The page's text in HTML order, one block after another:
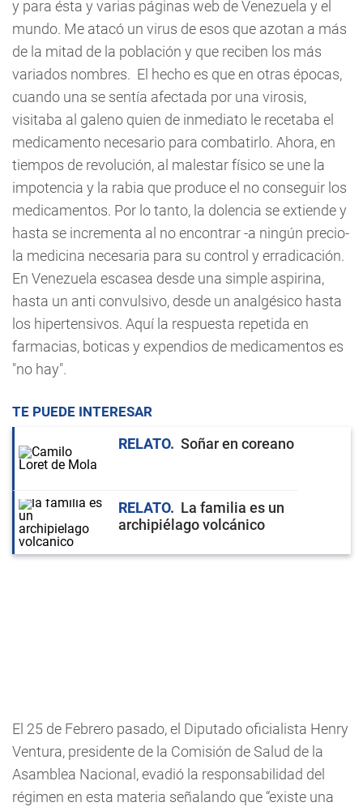
y para ésta y varias páginas web de Venezuela y el
mundo. Me atacó un virus de esos que azotan a más
de la mitad de la población y que reciben los más
variados nombres. El hecho es que en otras épocas,
cuando una se sentía afectada por una virosis,
visitaba al galeno quien de inmediato le recetaba el
medicamento necesario para combatirlo. Ahora, en
tiempos de revolución, al malestar físico se une la
impotencia y la rabia que produce el no conseguir los
medicamentos. Por lo tanto, la dolencia se extiende y
hasta se incrementa al no encontrar -a ningún precio-
la medicina necesaria para su control y erradicación.
En Venezuela escasea desde una simple aspirina,
hasta un anti convulsivo, desde un analgésico hasta
los hipertensivos. Aquí la respuesta repetida en
farmacias, boticas y expendios de medicamentos es
"no hay".
TE PUEDE INTERESAR
RELATO Soñar en coreano
RELATO
La familia es un
archipiélago volcánico
El 25 de Febrero pasado, el Diputado oficialista Henry
Ventura, presidente de la Comisión de Salud de la
Asamblea Nacional, evadió la responsabilidad del
régimen en esta materia señalando que “existe una